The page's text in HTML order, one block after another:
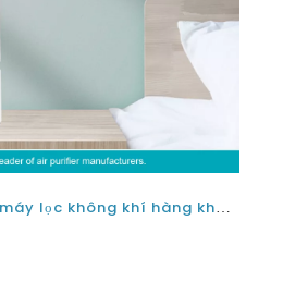
Top 10 nhà sản xuất máy lọc không khí hàng không HEPA Top Top tốt nhất ở Thái Lan cho PM 25